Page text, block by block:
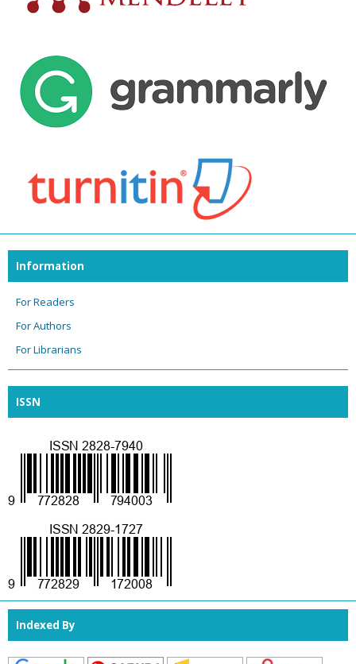
Information
For Readers
For Authors
For Librarians
ISSN
Indexed By